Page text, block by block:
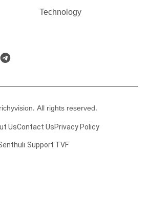
Technology
All rights reserved.
UsContact UsPrivacy Policy
Support TVF